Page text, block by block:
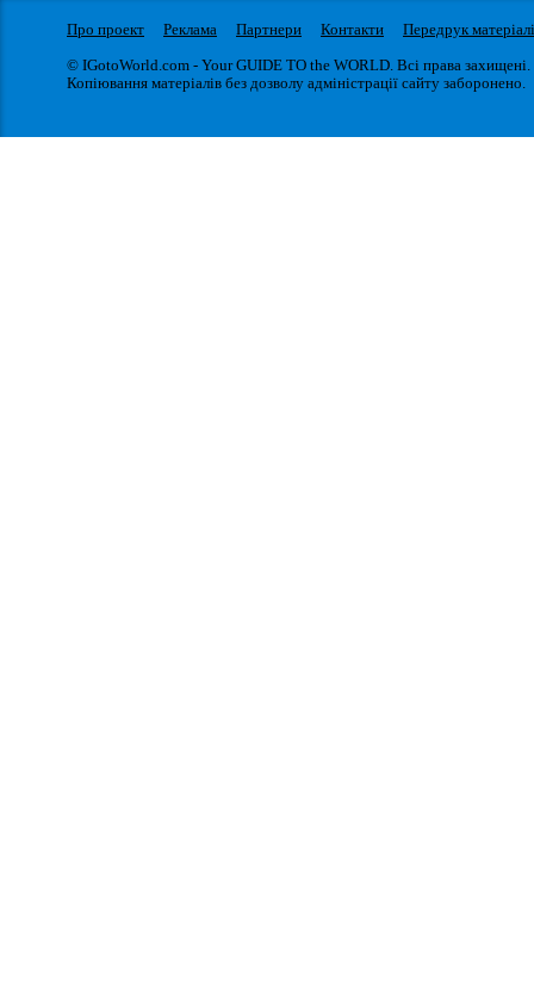
Про проект Реклама Партнери Контакти
Передрук
© IGotoWorld.com - Your GUIDE TO the WORLD. Всі права захищені.
Копіювання матеріалів без дозволу адміністрації сайту заборонено.